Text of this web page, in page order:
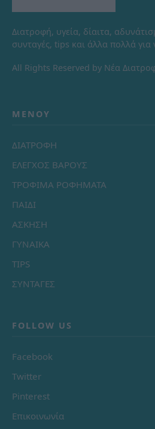
Διατροφή, υγεία, δίαιτα,
συνταγές, tips και άλλα πολλά για
All Rights Reserved by Νέα
ΜΕΝΟΎ
ΔΙΑΤΡΟΦΗ
ΕΛΕΓΧΟΣ ΒΑΡΟΥΣ
ΤΡΟΦΙΜΑ ΡΟΦΗΜΑΤΑ
ΠΑΙΔΙ
ΑΣΚΗΣΗ
ΓΥΝΑΙΚΑ
TIPS
ΣΥΝΤΑΓΕΣ
FOLLOW US
Facebook
Twitter
Pinterest
Επικοινωνία